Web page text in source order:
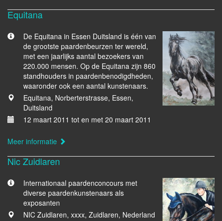
Equitana
De Equitana in Essen Duitsland is één van
de grootste paardenbeurzen ter wereld,
met een jaarlijks aantal bezoekers van
220.000 mensen. Op de Equitana zijn 860
standhouders in paardenbenodigdheden,
waaronder ook een aantal kunstenaars.
Equitana, Norberterstrasse, Essen,
Duitsland
12 maart 2011 tot en met 20 maart 2011
Meer informatie
Nic Zuidlaren
Internationaal paardenconcours met
diverse paardenkunstenaars als
exposanten
NIC Zuidlaren, xxxx, Zuidlaren, Nederland